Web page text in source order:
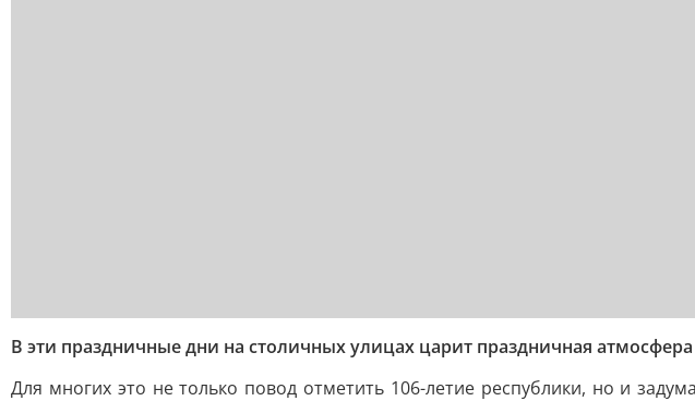
В эти праздничные дни на столичных улицах царит праздничная атмосфера
Для многих это не только повод отметить 106-летие республики, но и